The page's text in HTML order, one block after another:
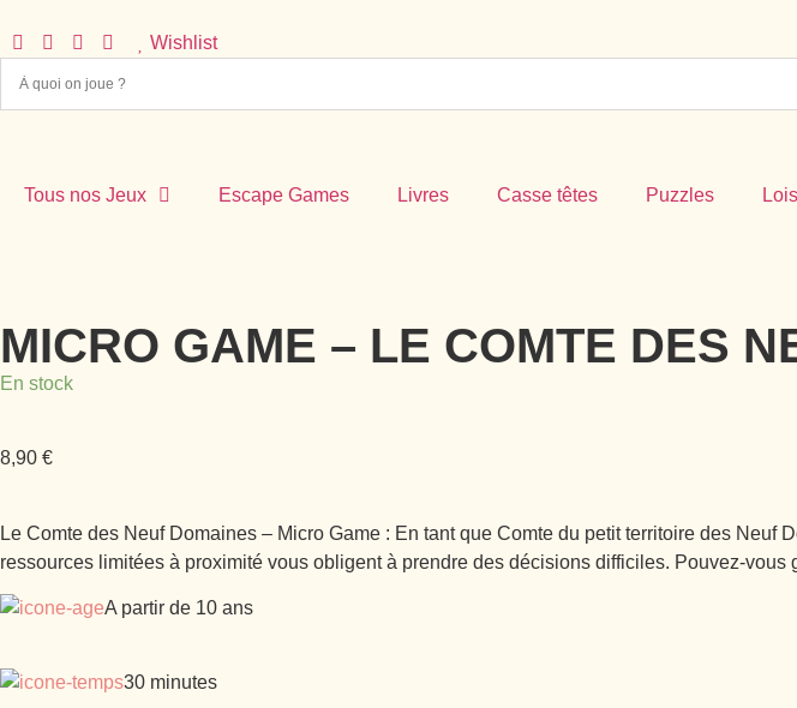
Wishlist
Tous nos Jeux Escape Games Livres Casse têtes Puzzles
MICRO GAME – LE COMTE DES
En stock
8,90 €
Le Comte des Neuf Domaines – Micro Game : En tant que Comte du petit territoire des
ressources limitées à proximité vous obligent à prendre des décisions difficiles. Pouvez-vous
A partir de 10 ans
30 minutes